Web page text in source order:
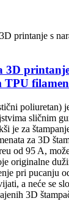
3D
TPU
poliuretan)
sličnim
je za
za 3D
od 95 A,
originalne
pri pucanju
a neće se
3D